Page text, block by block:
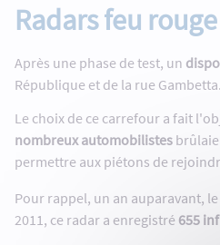
Radars feu rouge
Après une phase de test, un
République et de la rue
Le choix de ce carrefour a fait
nombreux automobilistes
permettre aux piétons de
Pour rappel, un an auparavant,
2011, ce radar a enregistré 655